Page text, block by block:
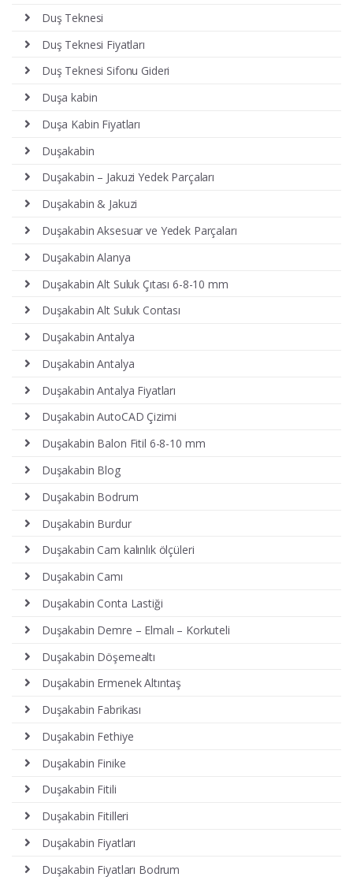
Duş Teknesi
Duş Teknesi Fiyatları
Duş Teknesi Sifonu Gideri
Duşa kabin
Duşa Kabin Fiyatları
Duşakabin
Duşakabin – Jakuzi Yedek Parçaları
Duşakabin & Jakuzi
Duşakabin Aksesuar ve Yedek Parçaları
Duşakabin Alanya
Duşakabin Alt Suluk Çıtası 6-8-10 mm
Duşakabin Alt Suluk Contası
Duşakabin Antalya
Duşakabin Antalya
Duşakabin Antalya Fiyatları
Duşakabin AutoCAD Çizimi
Duşakabin Balon Fitil 6-8-10 mm
Duşakabin Blog
Duşakabin Bodrum
Duşakabin Burdur
Duşakabin Cam kalınlık ölçüleri
Duşakabin Camı
Duşakabin Conta Lastiği
Duşakabin Demre – Elmalı – Korkuteli
Duşakabin Döşemealtı
Duşakabin Ermenek Altıntaş
Duşakabin Fabrikası
Duşakabin Fethiye
Duşakabin Finike
Duşakabin Fitili
Duşakabin Fitilleri
Duşakabin Fiyatları
Duşakabin Fiyatları Bodrum